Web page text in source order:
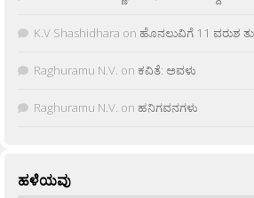
K.V Shashidhara on ಹೊನಲುವಿಗೆ 11 ವರುಶ
Raghuramu N.V. on ಕವಿತೆ: ಅವಳು
Raghuramu N.V. on ಹನಿಗವನಗಳು
ಹಳೆಯವು